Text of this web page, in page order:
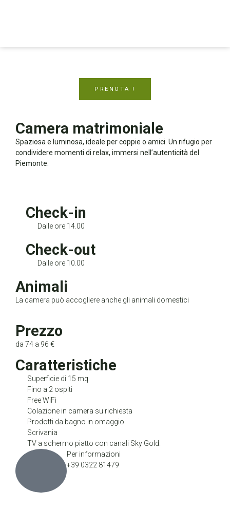
PRENOTA !
Camera matrimoniale
Spaziosa e luminosa, ideale per coppie o amici. Un rifugio per
condividere momenti di relax, immersi nell’autenticità del
Piemonte.
Check-in
Dalle ore 14.00
Check-out
Dalle ore 10.00
Animali
La camera può accogliere anche gli animali domestici
Prezzo
da 74 a 96 €
Caratteristiche
Superficie di 15 mq
Fino a 2 ospiti
Free WiFi
Colazione in camera su richiesta
Prodotti da bagno in omaggio
Scrivania
TV a schermo piatto con canali Sky Gold.
Per informazioni
+39 0322 81479